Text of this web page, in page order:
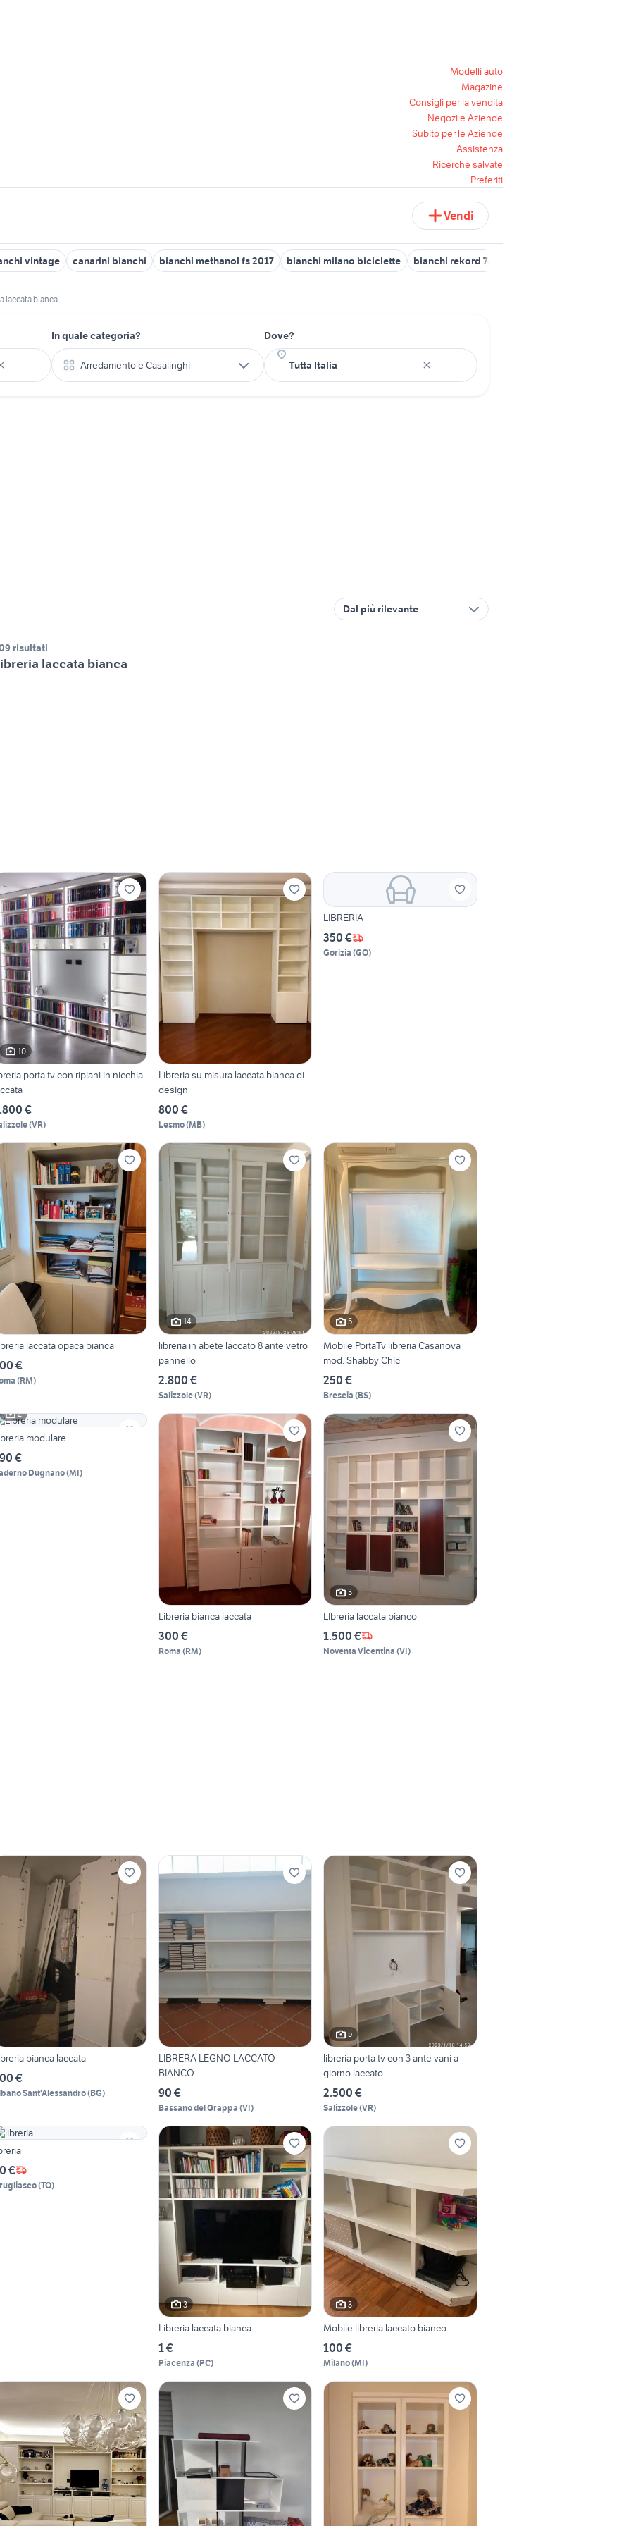
Modelli auto
Magazine
Consigli per la vendita
Negozi e Aziende
Subito per le Aziende
Assistenza
Ricerche salvate
Preferiti
Vendi
vintage canarini bianchi bianchi methanol fs 2017 bianchi milano biciclette bianchi rekord 745
laccata bianca
In quale categoria?
Arredamento e Casalinghi
Dove?
Dal più rilevante
risultati
laccata bianca
10
porta tv con ripiani in nicchia
€
(VR)
Libreria su misura laccata bianca di
design
800 €
Lesmo(MB)
LIBRERIA
350 €
Gorizia (GO)
laccata opaca bianca
€
(RM)
14
libreria in abete laccato 8 ante vetro
pannello
2.800 €
Salizzole(VR)
5
Mobile PortaTv libreria Casanova
mod. Shabby Chic
250 €
Brescia (BS)
2
modulare
€
Dugnano(MI)
Libreria bianca laccata
300 €
Roma (RM)
3
LIbreria laccata bianco
1.500 €
Noventa Vicentina (VI)
bianca laccata
€
Sant'Alessandro(BG)
LIBRERA LEGNO LACCATO
BIANCO
90 €
Bassano del Grappa (VI)
5
libreria porta tv con 3 ante vani a
giorno laccato
2.500 €
Salizzole(VR)
€
(TO)
3
Libreria laccata bianca
1 €
Piacenza (PC)
3
Mobile libreria laccato bianco
100 €
Milano(MI)